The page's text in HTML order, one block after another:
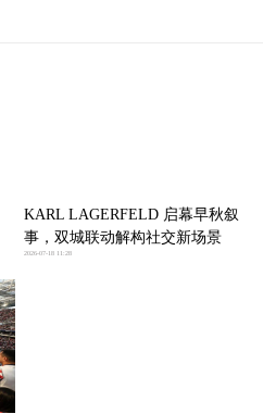
KARL LAGERFELD 启幕早秋叙
事，双城联动解构社交新场景
2026-07-18 11:28